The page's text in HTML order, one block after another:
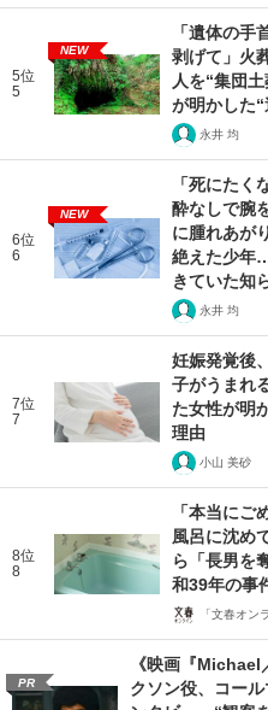
5位
5
NEW
「遺体の手
剥げて」火
人を“集団
が明かした
永井 均
6位
6
NEW
「死にたく
酔なしで腕
に腫れあが
絶えた少年
きていた知
永井 均
7位
7
妊娠発覚後
子がうまれ
た女性が明
理由
小山 美砂
8位
8
「本当に
風呂に沈め
ら「長男を
和39年の事
「文春オン
PR
《映画『
クソン役、コー